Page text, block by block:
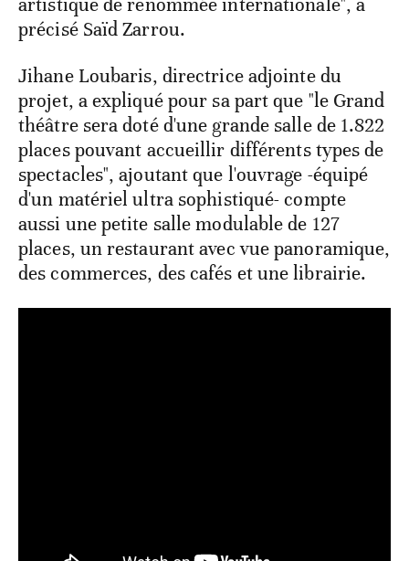
précisé Saïd Zarrou.
Jihane Loubaris, directrice adjointe du
projet, a expliqué pour sa part que "le Grand
théâtre sera doté d'une grande salle de 1.822
places pouvant accueillir différents types de
spectacles", ajoutant que l'ouvrage -équipé
d'un matériel ultra sophistiqué- compte
aussi une petite salle modulable de 127
places, un restaurant avec vue panoramique,
des commerces, des cafés et une librairie.